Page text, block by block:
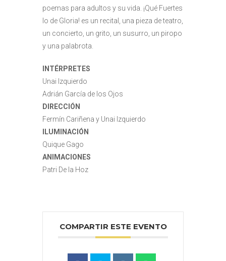
poemas para adultos y su vida. ¡Qué Fuertes
lo de Gloria! es un recital, una pieza de teatro,
un concierto, un grito, un susurro, un piropo
y una palabrota.
INTÉRPRETES
Unai Izquierdo
Adrián García de los Ojos
DIRECCIÓN
Fermín Cariñena y Unai Izquierdo
ILUMINACIÓN
Quique Gago
ANIMACIONES
Patri De la Hoz
COMPARTIR ESTE EVENTO